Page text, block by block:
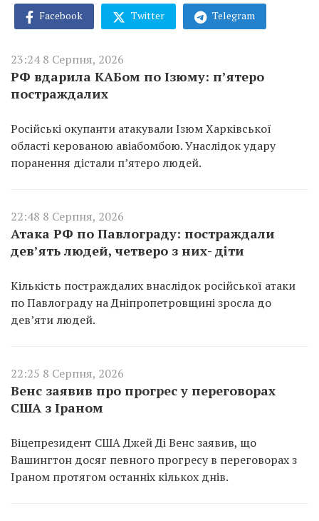
Facebook Twitter Telegram
23:24 8 Серпня, 2026
РФ вдарила КАБом по Ізюму: п’ятеро
постраждалих
Російські окупанти атакували Ізюм Харківської
області керованою авіабомбою. Унаслідок удару
поранення дістали п’ятеро людей.
22:48 8 Серпня, 2026
Атака РФ по Павлограду: постраждали
дев’ять людей, четверо з них- діти
Кількість постраждалих внаслідок російської атаки
по Павлограду на Дніпропетровщині зросла до
дев’яти людей.
22:25 8 Серпня, 2026
Венс заявив про прогрес у переговорах
США з Іраном
Віцепрезидент США Джей Ді Венс заявив, що
Вашингтон досяг певного прогресу в переговорах з
Іраном протягом останніх кількох днів.